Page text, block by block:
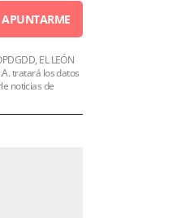
APUNTARME
EL LEÓN
tratará los datos
noticias de